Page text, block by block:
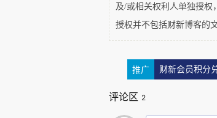
这些制度为何没
这恰恰是当前讨
事实上，近年来
及/或相关权利人单独授
授权并不包括财新博客的
推广 财新会员积分
评论区 2